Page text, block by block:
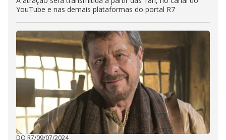
YouTube e nas demais plataformas do portal R7
DO R7/09/07/2024